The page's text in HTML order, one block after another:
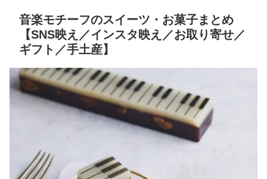
音楽モチーフのスイーツ・お菓子まとめ
【SNS映え／インスタ映え／お取り寄せ／
ギフト／手土産】